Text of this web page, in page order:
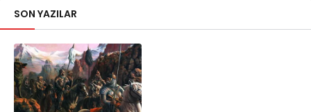
SON YAZILAR